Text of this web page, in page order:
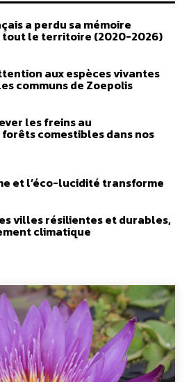
a perdu sa mémoire
le territoire (2020-2026)
aux espèces vivantes
communs de Zoepolis
les freins au
comestibles dans nos
et l’éco-lucidité transforme
villes résilientes et durables,
climatique